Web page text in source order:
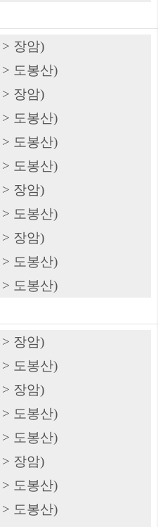
장암)
도봉산)
장암)
도봉산)
도봉산)
도봉산)
장암)
도봉산)
장암)
도봉산)
도봉산)
장암)
도봉산)
장암)
도봉산)
도봉산)
장암)
도봉산)
도봉산)